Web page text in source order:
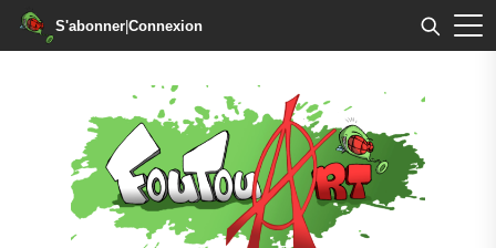
S'abonner|Connexion